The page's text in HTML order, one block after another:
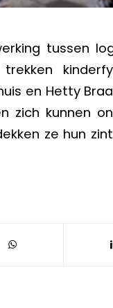
tussen
en Hetty
kunnen
ze hun